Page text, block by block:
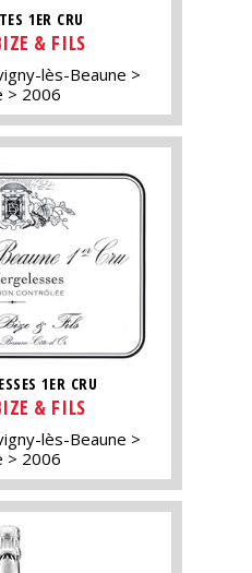
1ER CRU
& FILS
lès-Beaune
2006
1ER CRU
& FILS
lès-Beaune
2006